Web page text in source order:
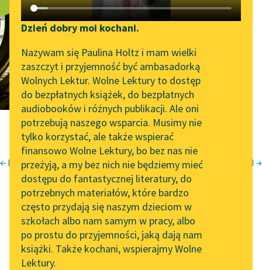
Katalog DAISY
Podkasty o książkach
Zgłoś brak utworu
Aktualności
„Prokurator Alicja Horn”
do słuchania
Byliśmy częścią AI Impact
Lab
Zapraszamy na spotkanie
online z tłumaczkami
literatury skandynawskiej
Spotkanie z Katarzyną
Tunkiel w Oslo
102. lata temu zmarł
Joseph Conrad
Narzędzia
Mapa Wolnych Lektur
Leśmianator
Przewodnik dla piszących i
czytających
API
OAI-PMH
Widget Wolnych Lektur
Przypisy
Dzień dobry moi kochani.
Nazywam się Paulina Holtz i mam wielki
zaszczyt i przyjemność być ambasadorką
Wolnych Lektur. Wolne Lektury to dostęp
do bezpłatnych książek, do bezpłatnych
audiobooków i różnych publikacji. Ale oni
potrzebują naszego wsparcia. Musimy nie
tylko korzystać, ale także wspierać
finansowo Wolne Lektury, bo bez nas nie
przeżyją, a my bez nich nie będziemy mieć
dostępu do fantastycznej literatury, do
potrzebnych materiałów, które bardzo
często przydają się naszym dzieciom w
szkołach albo nam samym w pracy, albo
po prostu do przyjemności, jaką dają nam
książki. Także kochani, wspierajmy Wolne
Lektury.
Lament XVII →
← Lament XV Jan Kochanowski
Laments
Lament XVI
tłum. Dorothea Prall